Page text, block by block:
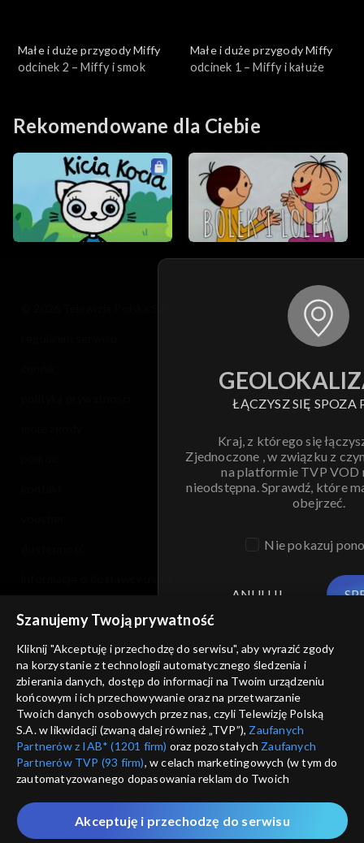
Małe i duże przygody Miffy
odcinek 2 – Miffy i smok
Małe i duże przygody Miffy
odcinek 1 – Miffy i kałuże
Rekomendowane dla Ciebie
ŁĄCZYSZ SIĘ SPOZA
Kraj, z którego się
Zjednoczone , w związku z
na platformie TVP VOD
nieodstępna. Sprawdź, które
obejrzeć.
Nie pokazuj
ANULUJ
Szanujemy Twoją prywatność
Kliknij "Akceptuję i przechodzę do serwisu", aby wyrazić zgody
na korzystanie z technologii automatycznego śledzenia i
zbierania danych, dostęp do informacji na Twoim urządzeniu
końcowym i ich przechowywanie oraz na przetwarzanie
Twoich danych osobowych przez nas, czyli Telewizję Polską
S.A. w likwidacji (zwaną dalej również „TVP”), Zaufanych
Partnerów z IAB* (1201 firm) oraz pozostałych Zaufanych
Partnerów TVP (93 firm), w celach marketingowych (w tym do
zautomatyzowanego dopasowania reklam do Twoich
które wskazujemy poniżej, a także zgody na udostępnianie
przez nas identyfikatora PPID do Google.
Akceptuję i przechodzę do serwisu